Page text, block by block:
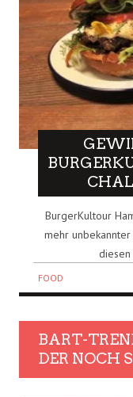
BurgerKultour
mehr
FOOD
BART-
DER NOCH